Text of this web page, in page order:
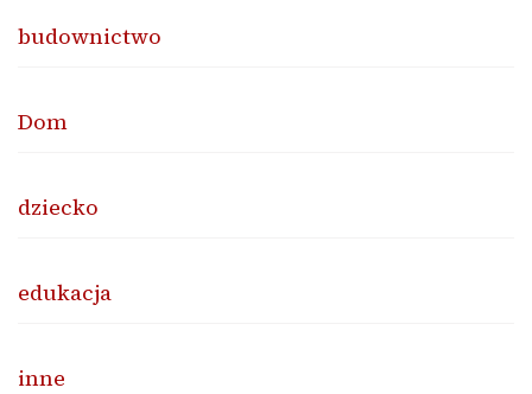
budownictwo
Dom
dziecko
edukacja
inne